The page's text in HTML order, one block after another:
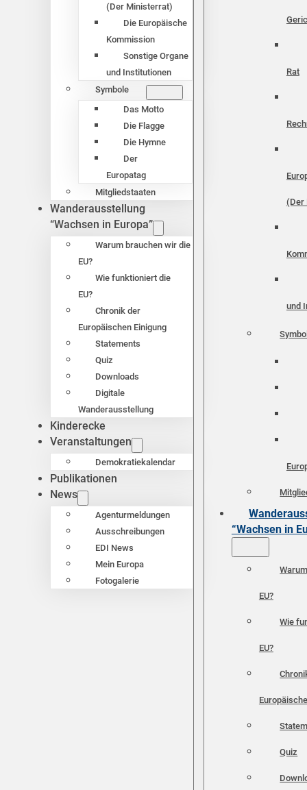
(Der Ministerrat)
Die Europäische
Kommission
Sonstige Organe
und Institutionen
Symbole
Das Motto
Die Flagge
Die Hymne
Der
Europatag
Mitgliedstaaten
Wanderausstellung
“Wachsen in Europa”
Warum brauchen wir die
EU?
Wie funktioniert die
EU?
Chronik der
Europäischen Einigung
Statements
Quiz
Downloads
Digitale
Wanderausstellung
Kinderecke
Veranstaltungen
Demokratiekalendar
Publikationen
News
Agenturmeldungen
Ausschreibungen
EDI News
Mein Europa
Fotogalerie
Rat
(Der
und
“Wachsen in
EU?
Wie
EU?
Quiz